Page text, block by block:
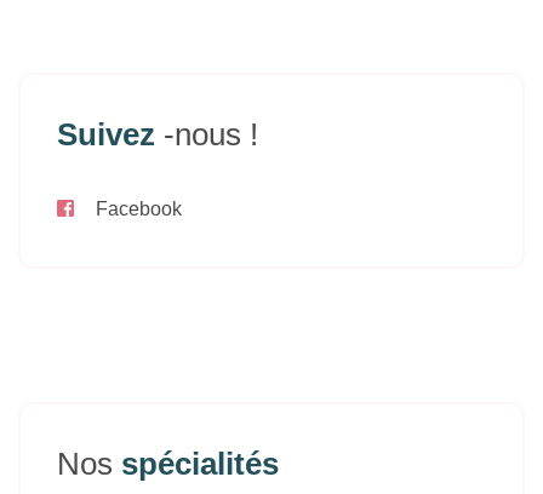
Suivez -nous !
Facebook
Nos spécialités